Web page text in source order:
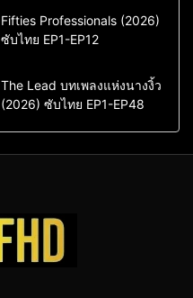
Action & Adventure
Comedy
Drama
ซีรี่ย์เกาหลีซับไทย
Fifties Professionals (2026)
ซับไทย EP1-EP12
Drama
ซีรี่ย์จีน
ซีรี่ย์จีนซับไทย
The Lead บทเพลงแห่งนางงิ้ว
(2026) ซับไทย EP1-EP48